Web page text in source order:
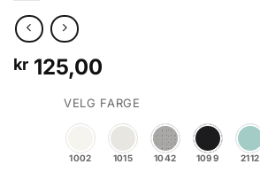
kr 125,00
VELG FARGE
1002 1015 1042 1099 2112